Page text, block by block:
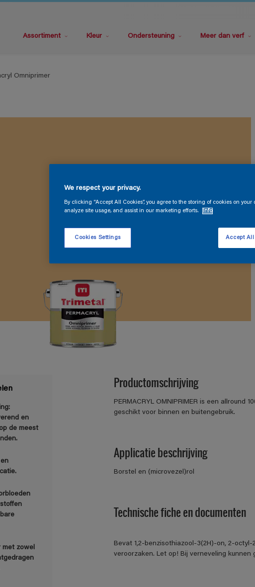
Assortiment Kleur Ondersteuning Meer dan verf
Omniprimer
en
de meest
met zowel
Productomschrijving
PERMACRYL OMNIPRIMER is een
geschikt voor binnen en buitengebruik.
Applicatie beschrijving
Borstel en (microvezel)rol
Technische fiche en documenten
Bevat 1,2-benzisothiazool-3(2H)-on, 2-
veroorzaken. Let op! Bij verneveling
We respect your privacy.
By clicking “Accept All Cookies”, you agree to the storing of cookies on
analyze site usage, and assist in our marketing efforts.
Info
Cookies Settings Accept All